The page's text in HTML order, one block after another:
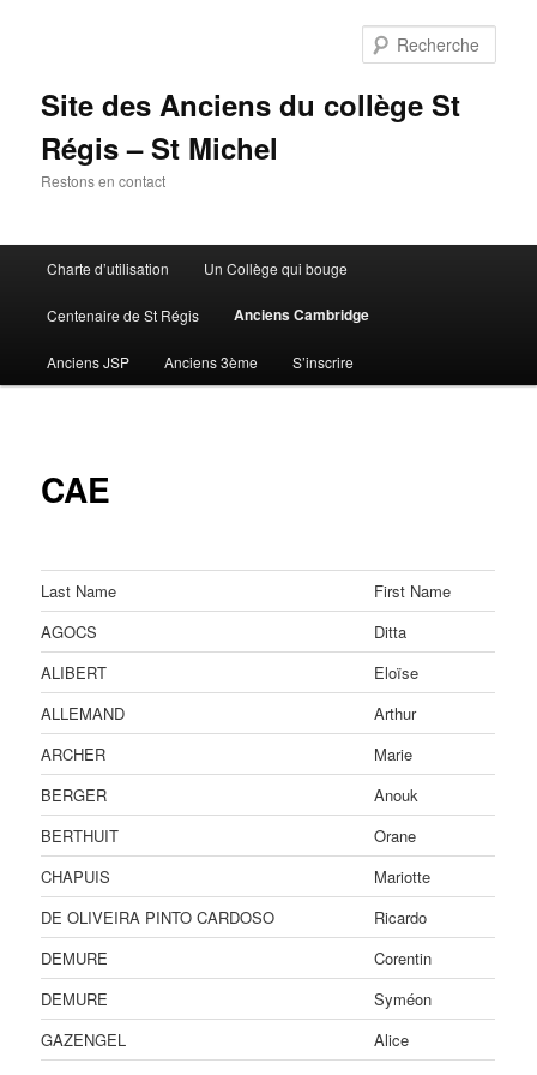
Site des Anciens du collège St
Régis – St Michel
Restons en contact
principal
Charte d’utilisation Un Collège qui bouge
Centenaire de St Régis Anciens Cambridge
Anciens JSP Anciens 3ème S’inscrire
CAE
Last Name
First Name
AGOCS
Ditta
ALIBERT
Eloïse
ALLEMAND
Arthur
ARCHER
Marie
BERGER
Anouk
BERTHUIT
Orane
CHAPUIS
Mariotte
DE OLIVEIRA PINTO CARDOSO
Ricardo
DEMURE
Corentin
DEMURE
Syméon
GAZENGEL
Alice